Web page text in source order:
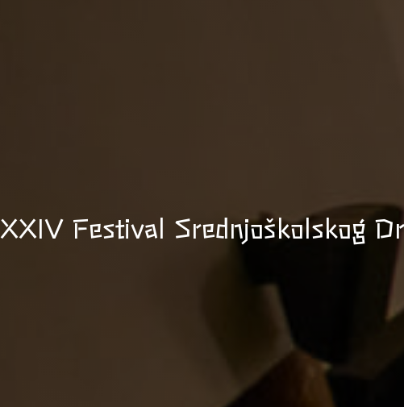
XXIV Festival Srednjoškolskog